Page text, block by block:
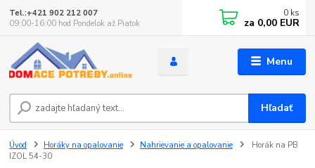
Menu
Hľadať
Tel.:+421 902 212 007
09:00-16:00 hod Pondelok až Piatok
0 ks
za 0,00 EUR
Úvod Horáky na opalovanie Nahrievanie a opalovanie
Horák na PB
IZOL 54-30